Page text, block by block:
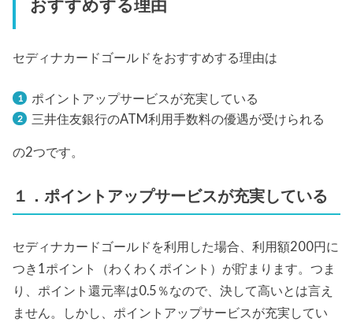
おすすめする理由
セディナカードゴールドをおすすめする理由は
ポイントアップサービスが充実している
三井住友銀行のATM利用手数料の優遇が受けられる
の2つです。
１．ポイントアップサービスが充実している
セディナカードゴールドを利用した場合、利用額200円に
つき1ポイント（わくわくポイント）が貯まります。つま
り、ポイント還元率は0.5％なので、決して高いとは言え
ません。しかし、ポイントアップサービスが充実してい